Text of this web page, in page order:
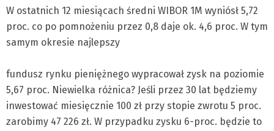
W ostatnich 12 miesiącach średni WIBOR 1M wyniósł 5,72
proc. co po pomnożeniu przez 0,8 daje ok. 4,6 proc. W tym
samym okresie najlepszy
fundusz rynku pieniężnego wypracował zysk na poziomie
5,67 proc. Niewielka różnica? Jeśli przez 30 lat będziemy
inwestować miesięcznie 100 zł przy stopie zwrotu 5 proc.
zarobimy 47 226 zł. W przypadku zysku 6-proc. będzie to